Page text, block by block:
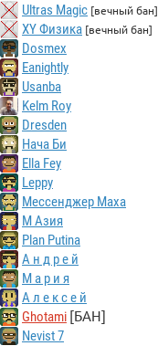
Ultras Magic [вечный бан]
XY Физика [вечный бан]
Dosmex
Eanightly
Usanba
Kelm Roy
Dresden
Нача Би
Ella Fey
Leppy
Мессенджер Маха
M Азия
Plan Putina
А н д р е й
М а р и я
А л е к с е й
Ghotami [БАН]
Nevist 7